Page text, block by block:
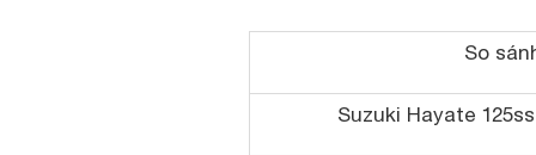
So
Suzuki Hayate 125ss